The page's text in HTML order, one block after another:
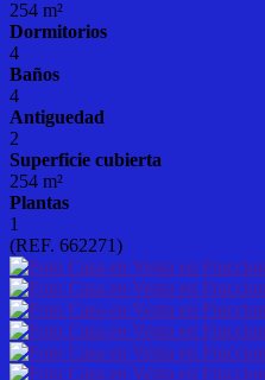
254 m²
Dormitorios
4
Baños
4
Antiguedad
2
Superficie cubierta
254 m²
Plantas
1
(REF. 662271)